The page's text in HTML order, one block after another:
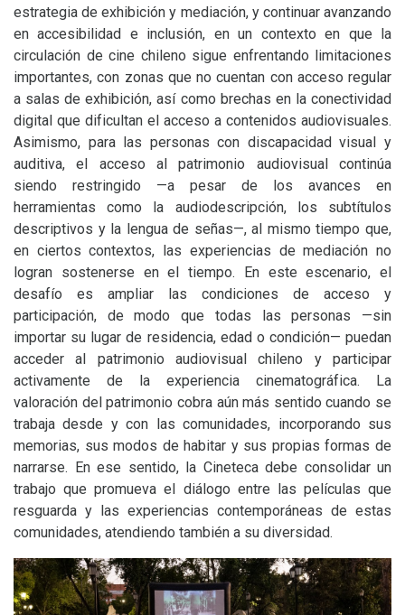
estrategia de exhibición y mediación, y continuar avanzando
en accesibilidad e inclusión, en un contexto en que la
circulación de cine chileno sigue enfrentando limitaciones
importantes, con zonas que no cuentan con acceso regular
a salas de exhibición, así como brechas en la conectividad
digital que dificultan el acceso a contenidos audiovisuales.
Asimismo, para las personas con discapacidad visual y
auditiva, el acceso al patrimonio audiovisual continúa
siendo restringido —a pesar de los avances en
herramientas como la audiodescripción, los subtítulos
descriptivos y la lengua de señas—, al mismo tiempo que,
en ciertos contextos, las experiencias de mediación no
logran sostenerse en el tiempo. En este escenario, el
desafío es ampliar las condiciones de acceso y
participación, de modo que todas las personas —sin
importar su lugar de residencia, edad o condición— puedan
acceder al patrimonio audiovisual chileno y participar
activamente de la experiencia cinematográfica. La
valoración del patrimonio cobra aún más sentido cuando se
trabaja desde y con las comunidades, incorporando sus
memorias, sus modos de habitar y sus propias formas de
narrarse. En ese sentido, la Cineteca debe consolidar un
trabajo que promueva el diálogo entre las películas que
resguarda y las experiencias contemporáneas de estas
comunidades, atendiendo también a su diversidad.